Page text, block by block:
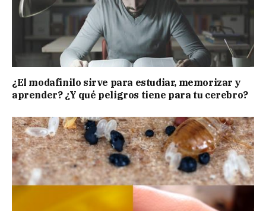
¿El modafinilo sirve para estudiar, memorizar y
aprender? ¿Y qué peligros tiene para tu cerebro?